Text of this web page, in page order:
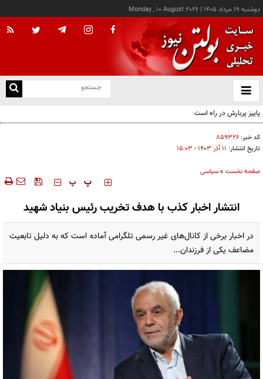
دوشنبه ۱۹ مرداد ۱۴۰۵ |
Monday , 10 August 2026
باز
و
کد خبر: ۸۵۹۳۲۶
تاریخ انتشار: ۱۱ آذر ۱۴۰۳ - ۱۵:۰۳
صفحه نخست »سیاسی
‍‍‍ پ پ
انتشار اخبار کذب با هدف تخریب رئیس بنیاد شهید
در اخبار برخی از کانال‌های غیر رسمی تلگرامی آماده است که به دلیل تابعیت
مضاعف یکی از فرزندان...